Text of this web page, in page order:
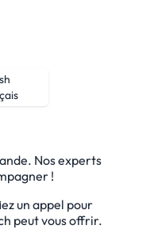
Nos experts
!
un appel pour
peut vous offrir.